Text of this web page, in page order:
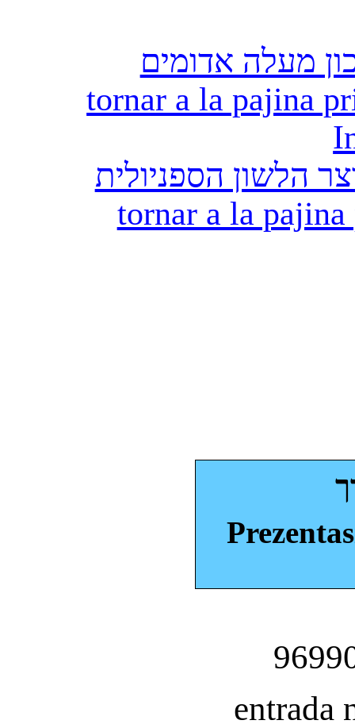
מעלה אדומים
tornar a la pajina
הלשון הספניולית
tornar a la
entrada